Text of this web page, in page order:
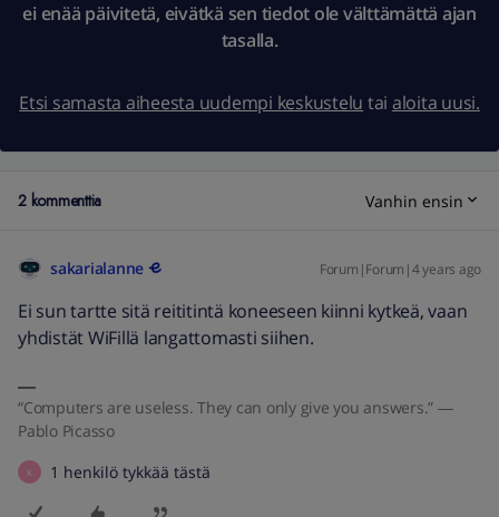
ei enää päivitetä, eivätkä sen tiedot ole välttämättä ajan
tasalla.
Etsi samasta aiheesta uudempi keskustelu tai aloita uusi.
2 kommenttia Vanhin ensin
sakarialanne Forum|Forum|4 years ago
Ei sun tartte sitä reititintä koneeseen kiinni kytkeä, vaan
yhdistät WiFillä langattomasti siihen.
“Computers are useless. They can only give you answers.” ―
Pablo Picasso
K 1 henkilö tykkää tästä